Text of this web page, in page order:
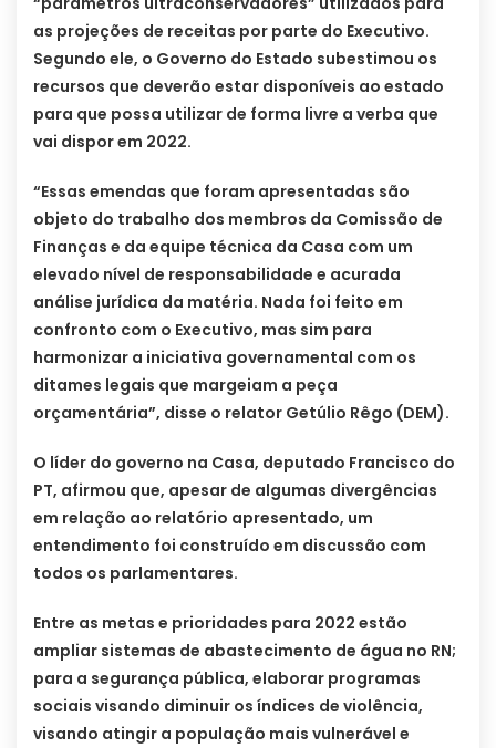
as projeções de receitas por parte do Executivo.
Segundo ele, o Governo do Estado subestimou os
recursos que deverão estar disponíveis ao estado
para que possa utilizar de forma livre a verba que
vai dispor em 2022.
“Essas emendas que foram apresentadas são
objeto do trabalho dos membros da Comissão de
Finanças e da equipe técnica da Casa com um
elevado nível de responsabilidade e acurada
análise jurídica da matéria. Nada foi feito em
confronto com o Executivo, mas sim para
harmonizar a iniciativa governamental com os
ditames legais que margeiam a peça
orçamentária”, disse o relator Getúlio Rêgo (DEM).
O líder do governo na Casa, deputado Francisco do
PT, afirmou que, apesar de algumas divergências
em relação ao relatório apresentado, um
entendimento foi construído em discussão com
todos os parlamentares.
Entre as metas e prioridades para 2022 estão
ampliar sistemas de abastecimento de água no RN;
para a segurança pública, elaborar programas
sociais visando diminuir os índices de violência,
visando atingir a população mais vulnerável e